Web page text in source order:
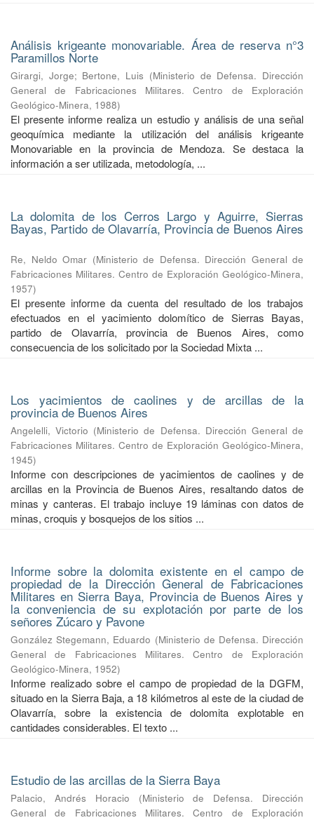
Análisis krigeante monovariable. Área de reserva n°3
Paramillos Norte
Girargi, Jorge; Bertone, Luis (Ministerio de Defensa. Dirección
General de Fabricaciones Militares. Centro de Exploración
Geológico-Minera, 1988)
El presente informe realiza un estudio y análisis de una señal
geoquímica mediante la utilización del análisis krigeante
Monovariable en la provincia de Mendoza. Se destaca la
información a ser utilizada, metodología, ...
La dolomita de los Cerros Largo y Aguirre, Sierras
Bayas, Partido de Olavarría, Provincia de Buenos Aires
Re, Neldo Omar (Ministerio de Defensa. Dirección General de
Fabricaciones Militares. Centro de Exploración Geológico-Minera,
1957)
El presente informe da cuenta del resultado de los trabajos
efectuados en el yacimiento dolomítico de Sierras Bayas,
partido de Olavarría, provincia de Buenos Aires, como
consecuencia de los solicitado por la Sociedad Mixta ...
Los yacimientos de caolines y de arcillas de la
provincia de Buenos Aires
Angelelli, Victorio (Ministerio de Defensa. Dirección General de
Fabricaciones Militares. Centro de Exploración Geológico-Minera,
1945)
Informe con descripciones de yacimientos de caolines y de
arcillas en la Provincia de Buenos Aires, resaltando datos de
minas y canteras. El trabajo incluye 19 láminas con datos de
minas, croquis y bosquejos de los sitios ...
Informe sobre la dolomita existente en el campo de
propiedad de la Dirección General de Fabricaciones
Militares en Sierra Baya, Provincia de Buenos Aires y
la conveniencia de su explotación por parte de los
señores Zúcaro y Pavone
González Stegemann, Eduardo (Ministerio de Defensa. Dirección
General de Fabricaciones Militares. Centro de Exploración
Geológico-Minera, 1952)
Informe realizado sobre el campo de propiedad de la DGFM,
situado en la Sierra Baja, a 18 kilómetros al este de la ciudad de
Olavarría, sobre la existencia de dolomita explotable en
cantidades considerables. El texto ...
Estudio de las arcillas de la Sierra Baya
Palacio, Andrés Horacio (Ministerio de Defensa. Dirección
General de Fabricaciones Militares. Centro de Exploración